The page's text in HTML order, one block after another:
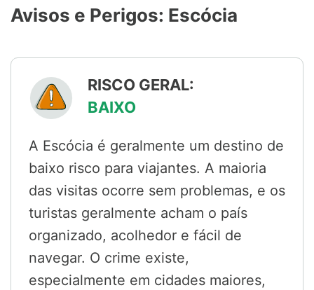
Avisos e Perigos: Escócia
RISCO GERAL:
BAIXO
A Escócia é geralmente um destino de
baixo risco para viajantes. A maioria
das visitas ocorre sem problemas, e os
turistas geralmente acham o país
organizado, acolhedor e fácil de
navegar. O crime existe,
especialmente em cidades maiores,